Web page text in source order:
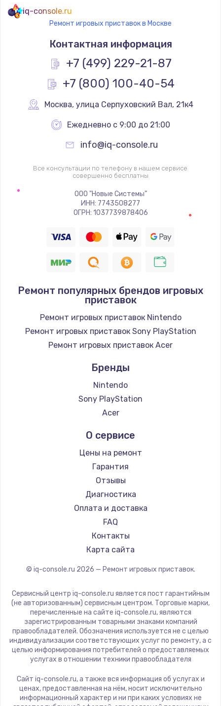
Замена термостата
1200 руб.
Заказать
Замена реле
Замена термопредохранителя
700 руб.
Заказать
Замена ТЭНа
2500 руб.
1400 руб.
Замена / ремонт электронного модуля
Заказать
Замена конфорки
1100 руб.
Заказать
900 руб.
Заказать
Замена регулятора режимов конфорки
Заказать
Замена сенсорного датчика
1300 руб.
1200 руб.
Заказать
Замена системной платы
1500 руб.
Замена температурного датчика
iq-console.ru
Ремонт игровых приставок в Москве
Контактная информация
+7 (499) 229-21-87
+7 (800) 100-40-54
Москва, улица Серпуховский Вал, 21к4
Ежедневно с 9:00 до 21:00
info@iq-console.ru
Все консультации по телефону в нашем сервисе
совершенно бесплатны
ООО "Новые Системы"
ИНН: 7743508277
ОГРН: 1037739878406
Ремонт популярных брендов игровых
приставок
Ремонт игровых приставок Nintendo
Ремонт игровых приставок Sony PlayStation
Ремонт игровых приставок Acer
Бренды
Nintendo
Sony PlayStation
Acer
О сервисе
Цены на ремонт
Гарантия
Отзывы
Диагностика
Оплата и доставка
FAQ
Контакты
Карта сайта
© iq-console.ru 2026 — Ремонт игровых приставок.
Сервисный центр iq-console.ru является пост гарантийным
(не авторизованным) сервисным центром. Торговые марки,
перечисленные на сайте iq-console.ru, являются
зарегистрированным товарными знаками компаний
правообладателей. Обозначения используется не с целью
индивидуализации соответствующих услуг по ремонту, а с
целью информирования потребителей о предоставляемых
услугах в отношении техники правообладателя
Сайт iq-console.ru, а также вся информация об услугах и
ценах, предоставленная на нём, носит исключительно
информационный характер и ни при каких условиях не